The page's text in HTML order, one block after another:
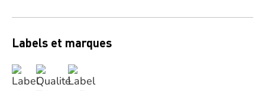
Labels et marques